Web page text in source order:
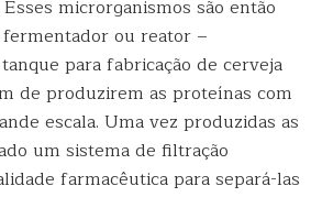
microrganismos são então
ou reator –
para fabricação de cerveja
de produzirem as proteínas com
escala. Uma vez produzidas as
um sistema de filtração
farmacêutica para separá-las